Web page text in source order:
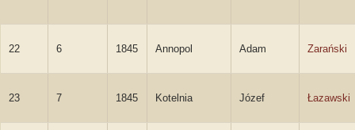
22 6 1845 Annopol Adam Zarański
23 7 1845 Kotelnia Józef Łazawski